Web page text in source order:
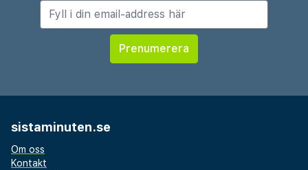
sistaminuten.se
Om oss
Kontakt